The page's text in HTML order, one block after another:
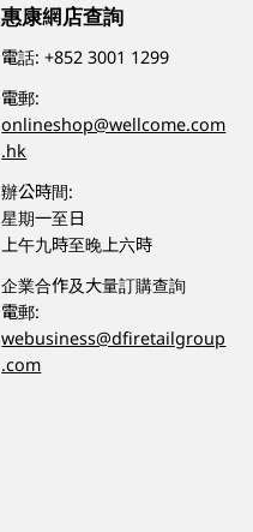
惠康網店查詢
電話:+852 3001 1299
電郵:
onlineshop@wellcome.com
.hk
辦公時間:
星期一至日
上午九時至晚上六時
企業合作及大量訂購查詢
電郵:
webusiness@dfiretailgroup
.com